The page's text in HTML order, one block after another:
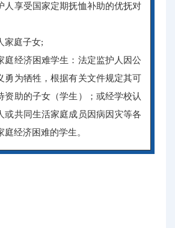
人享受国家定期抚恤补助的优抚对
家庭子女;
庭经济困难学生：法定监护人因公
勇为牺牲，根据有关文件规定其可
资助的子女（学生）；或经学校认
或共同生活家庭成员因病因灾等各
经济困难的学生。